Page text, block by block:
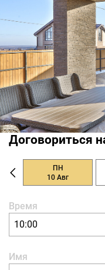
Договориться
ПН
10 Авг
Время
10:00
Имя